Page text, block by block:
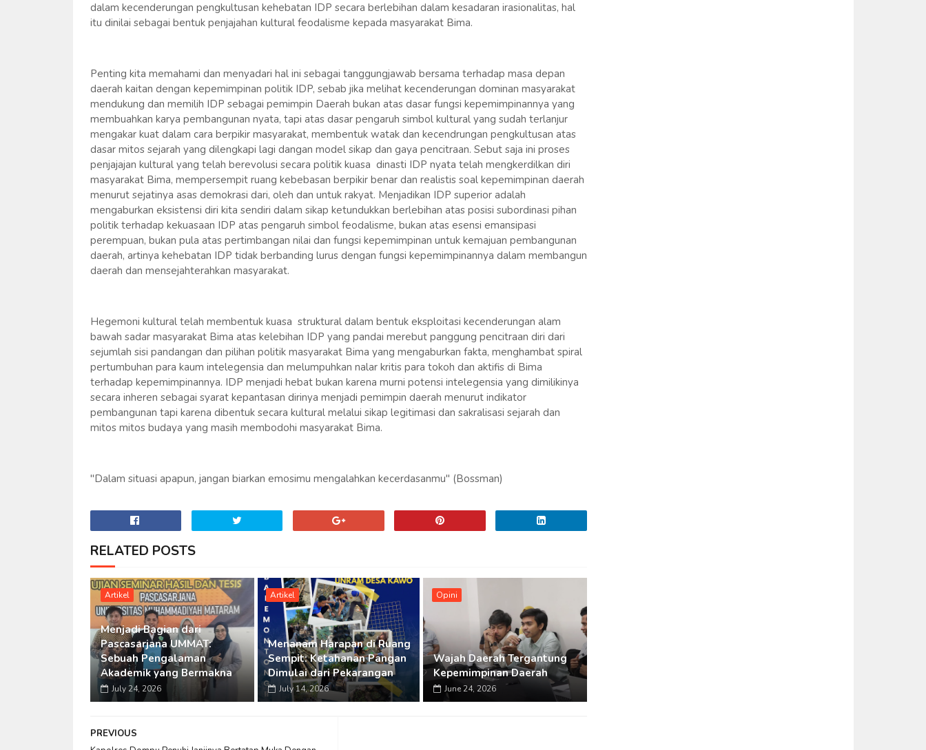
dalam kecenderungan pengkultusan kehebatan IDP secara berlebihan dalam kesadaran irasionalitas, hal
itu dinilai sebagai bentuk penjajahan kultural feodalisme kepada masyarakat Bima.
Penting kita memahami dan menyadari hal ini sebagai tanggungjawab bersama terhadap masa depan
daerah kaitan dengan kepemimpinan politik IDP, sebab jika melihat kecenderungan dominan masyarakat
mendukung dan memilih IDP sebagai pemimpin Daerah bukan atas dasar fungsi kepemimpinannya yang
membuahkan karya pembangunan nyata, tapi atas dasar pengaruh simbol kultural yang sudah terlanjur
mengakar kuat dalam cara berpikir masyarakat, membentuk watak dan kecendrungan pengkultusan atas
dasar mitos sejarah yang dilengkapi lagi dangan model sikap dan gaya pencitraan. Sebut saja ini proses
penjajajan kultural yang telah berevolusi secara politik kuasa dinasti IDP nyata telah mengkerdilkan diri
masyarakat Bima, mempersempit ruang kebebasan berpikir benar dan realistis soal kepemimpinan daerah
menurut sejatinya asas demokrasi dari, oleh dan untuk rakyat. Menjadikan IDP superior adalah
mengaburkan eksistensi diri kita sendiri dalam sikap ketundukkan berlebihan atas posisi subordinasi pihan
politik terhadap kekuasaan IDP atas pengaruh simbol feodalisme, bukan atas esensi emansipasi
perempuan, bukan pula atas pertimbangan nilai dan fungsi kepemimpinan untuk kemajuan pembangunan
daerah, artinya kehebatan IDP tidak berbanding lurus dengan fungsi kepemimpinannya dalam membangun
daerah dan mensejahterahkan masyarakat.
Hegemoni kultural telah membentuk kuasa struktural dalam bentuk eksploitasi kecenderungan alam
bawah sadar masyarakat Bima atas kelebihan IDP yang pandai merebut panggung pencitraan diri dari
sejumlah sisi pandangan dan pilihan politik masyarakat Bima yang mengaburkan fakta, menghambat spiral
pertumbuhan para kaum intelegensia dan melumpuhkan nalar kritis para tokoh dan aktifis di Bima
terhadap kepemimpinannya. IDP menjadi hebat bukan karena murni potensi intelegensia yang dimilikinya
secara inheren sebagai syarat kepantasan dirinya menjadi pemimpin daerah menurut indikator
pembangunan tapi karena dibentuk secara kultural melalui sikap legitimasi dan sakralisasi sejarah dan
mitos mitos budaya yang masih membodohi masyarakat Bima.
"Dalam situasi apapun, jangan biarkan emosimu mengalahkan kecerdasanmu" (Bossman)
RELATED POSTS
Artikel
Menjadi Bagian dari
Pascasarjana UMMAT:
Sebuah Pengalaman
Akademik yang Bermakna
July 24, 2026
Artikel
Menanam Harapan di Ruang
Sempit: Ketahanan Pangan
Dimulai dari Pekarangan
July 14, 2026
Opini
Wajah Daerah Tergantung
Kepemimpinan Daerah
June 24, 2026
PREVIOUS